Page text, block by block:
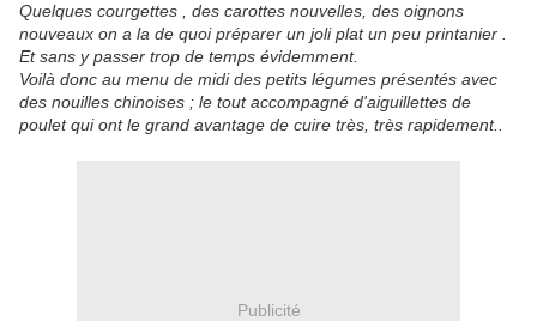
Quelques courgettes , des carottes nouvelles, des oignons
nouveaux on a la de quoi préparer un joli plat un peu printanier .
Et sans y passer trop de temps évidemment.
Voilà donc au menu de midi des petits légumes présentés avec
des nouilles chinoises ; le tout accompagné d'aiguillettes de
poulet qui ont le grand avantage de cuire très, très rapidement..
Publicité